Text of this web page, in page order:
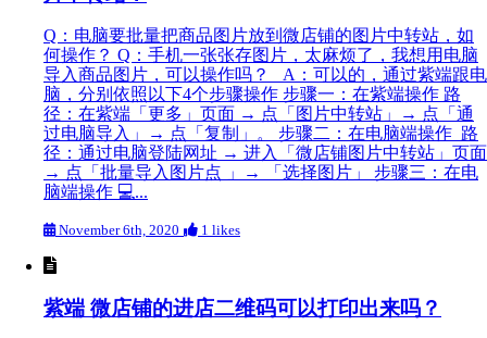
Q：电脑要批量把商品图片放到微店铺的图片中转站，如
何操作？ Q：手机一张张存图片，太麻烦了，我想用电脑
导入商品图片，可以操作吗？ A：可以的，通过紫端跟电
脑，分别依照以下4个步骤操作 步骤一：在紫端操作 路
径：在紫端「更多」页面 → 点「图片中转站」→ 点「通
过电脑导入」→ 点「复制」。 步骤二：在电脑端操作 路
径：通过电脑登陆网址 → 进入「微店铺图片中转站」页面
→ 点「批量导入图片点 」→ 「选择图片」 步骤三：在电
脑端操作 💻...
November 6th, 2020 1 likes
紫端 微店铺的进店二维码可以打印出来吗？